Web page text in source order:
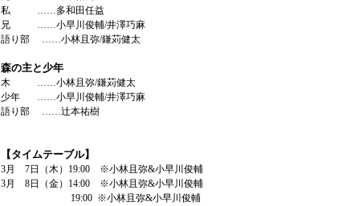
私 ……多和田任益
兄 ……小早川俊輔/井澤巧麻
語り部 ……小林且弥/鎌苅健太
森の主と少年
木 ……小林且弥/鎌苅健太
少年 ……小早川俊輔/井澤巧麻
語り部 ……辻本祐樹
【タイムテーブル】
3月 7日（木）19:00 ※小林且弥&小早川俊輔
3月 8日（金）14:00 ※小林且弥&小早川俊輔
19:00 ※小林且弥&小早川俊輔